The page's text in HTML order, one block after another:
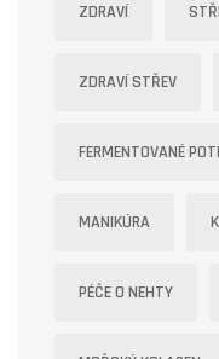
ZDRAVÍ
ZDRAVÍ STŘEV
FERMENTOVANÉ
MANIKÚRA
PÉČE O NEHTY